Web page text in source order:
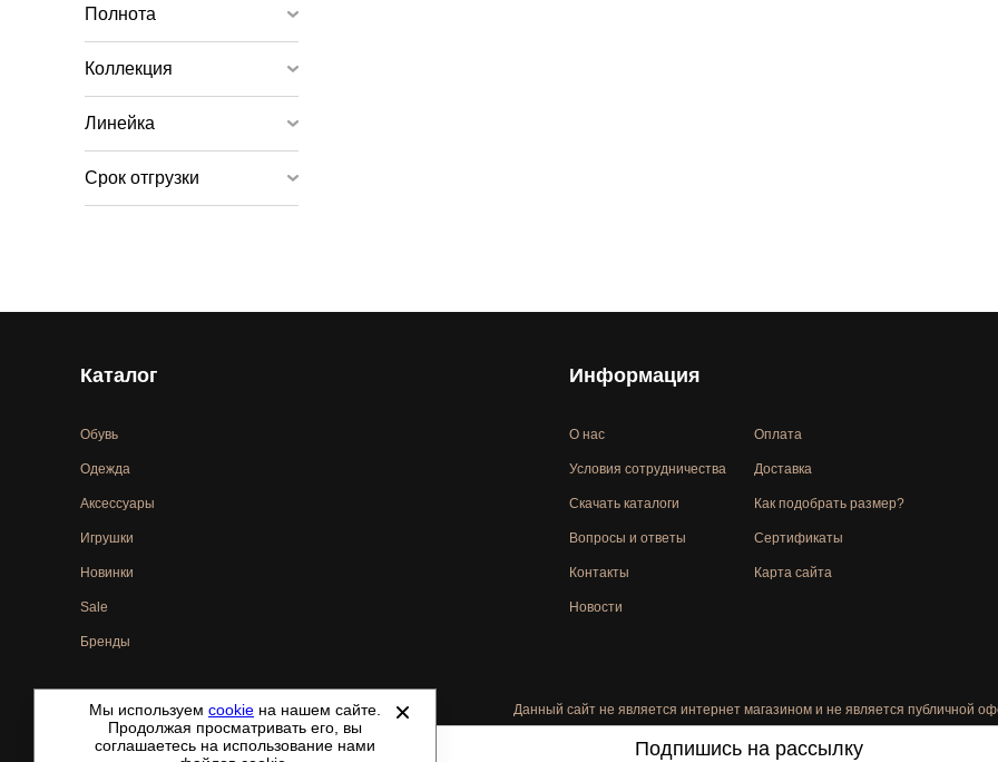
Полнота
Коллекция
Линейка
Срок отгрузки
Каталог
Обувь
Одежда
Аксессуары
Игрушки
Новинки
Sale
Бренды
Информация
О нас
Условия сотрудничества
Скачать каталоги
Вопросы и ответы
Контакты
Новости
Оплата
Доставка
Как подобрать размер?
Сертификаты
Карта сайта
©2021-2026 - ShoesTown.ru - все права защищены. Данный сайт не является интернет магазином и не является публичной
Мы используем cookie на нашем сайте.
Продолжая просматривать его, вы
соглашаетесь на использование нами
Подпишись на рассылку